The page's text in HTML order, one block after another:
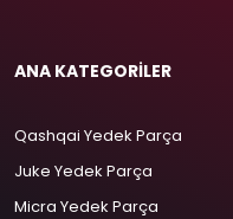
ANA KATEGORİLER
Qashqai Yedek Parça
Juke Yedek Parça
Micra Yedek Parça